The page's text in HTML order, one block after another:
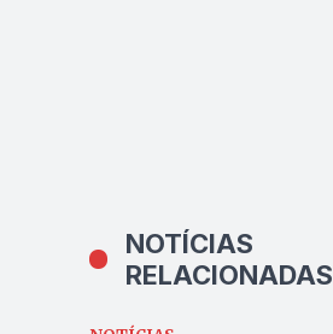
NOTÍCIAS
RELACIONADAS